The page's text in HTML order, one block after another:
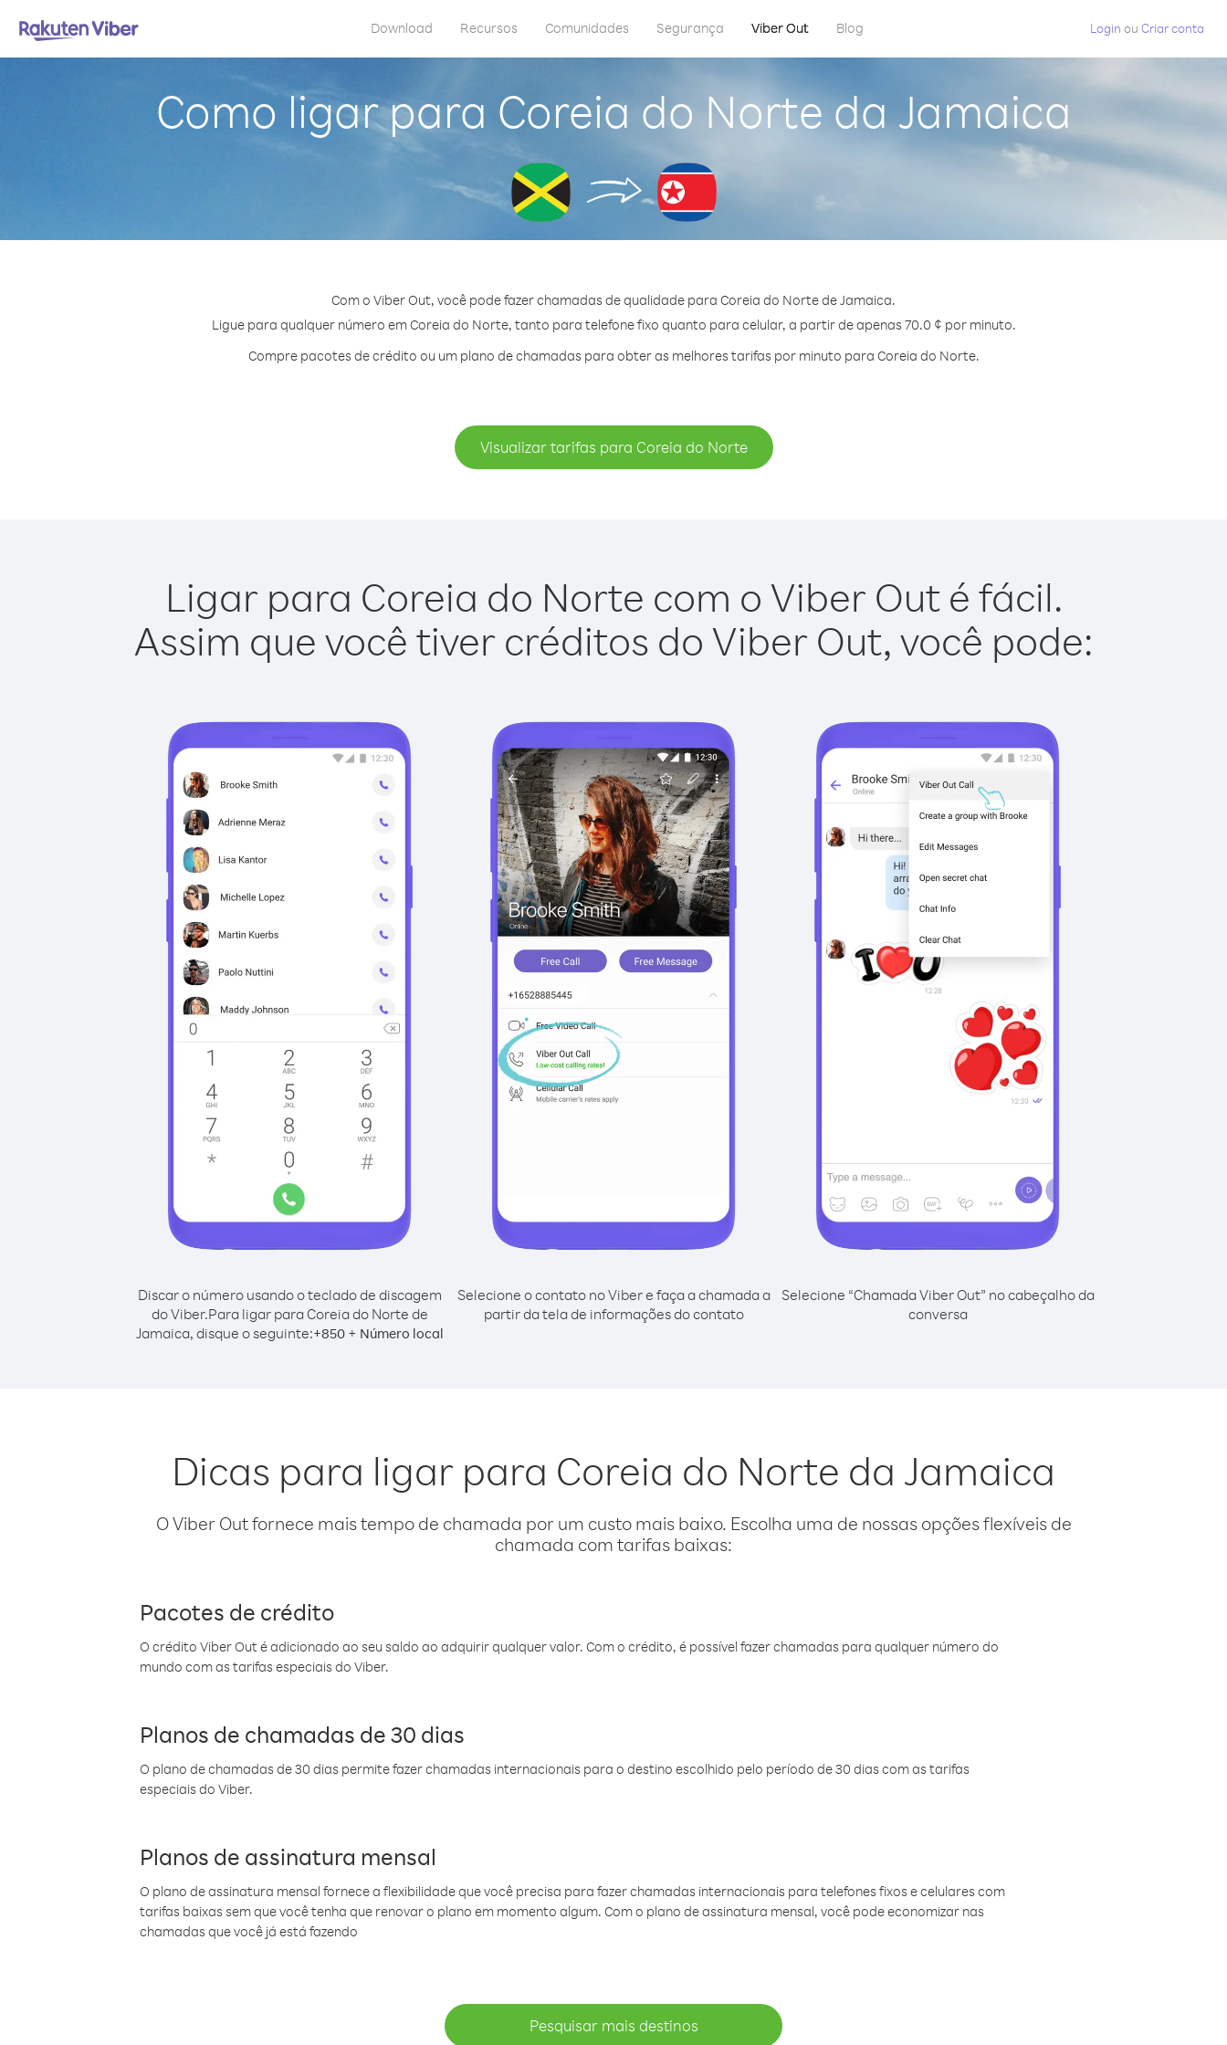
Download Recursos Comunidades Segurança Viber Out Blog Login ou Criar conta
Como ligar para Coreia do Norte da Jamaica
Com o Viber Out, você pode fazer chamadas de qualidade para Coreia do Norte de Jamaica.
Ligue para qualquer número em Coreia do Norte, tanto para telefone fixo quanto para celular, a partir de apenas 70.0 ¢ por minuto.
Compre pacotes de crédito ou um plano de chamadas para obter as melhores tarifas por minuto para Coreia do Norte.
Visualizar tarifas para Coreia do Norte
Ligar para Coreia do Norte com o Viber Out é fácil.
Assim que você tiver créditos do Viber Out, você pode:
Discar o número usando o teclado de discagem
do Viber.Para ligar para Coreia do Norte de
Jamaica, disque o seguinte:+850+ Número local
Selecione o contato no Viber e faça a chamada a
partir da tela de informações do contato
Selecione “Chamada Viber Out” no cabeçalho da
conversa
Dicas para ligar para Coreia do Norte da Jamaica
O Viber Out fornece mais tempo de chamada por um custo mais baixo. Escolha uma de nossas opções flexíveis de
chamada com tarifas baixas:
Pacotes de crédito
O crédito Viber Out é adicionado ao seu saldo ao adquirir qualquer valor. Com o crédito, é possível fazer chamadas para qualquer número do
mundo com as tarifas especiais do Viber.
Planos de chamadas de 30 dias
O plano de chamadas de 30 dias permite fazer chamadas internacionais para o destino escolhido pelo período de 30 dias com as tarifas
especiais do Viber.
Planos de assinatura mensal
O plano de assinatura mensal fornece a flexibilidade que você precisa para fazer chamadas internacionais para telefones fixos e celulares com
tarifas baixas sem que você tenha que renovar o plano em momento algum. Com o plano de assinatura mensal, você pode economizar nas
chamadas que você já está fazendo
Pesquisar mais destinos